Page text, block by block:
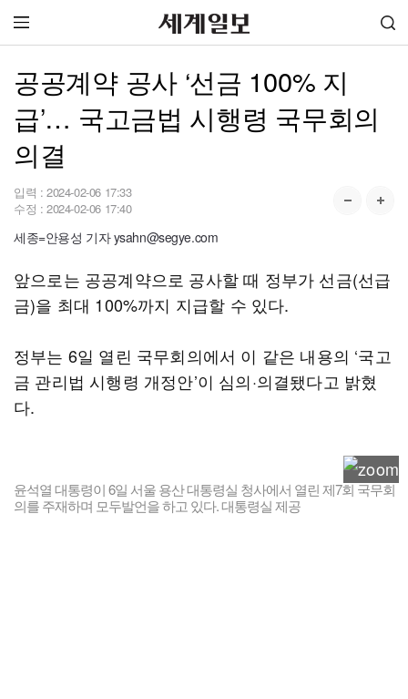
공공계약 공사 ‘선금 100% 지
급’… 국고금법 시행령 국무회의
의결
입력 : 2024-02-06 17:33
수정 : 2024-02-06 17:40
세종=안용성 기자 ysahn@segye.com
앞으로는 공공계약으로 공사할 때 정부가 선금(선급
금)을 최대 100%까지 지급할 수 있다.
정부는 6일 열린 국무회의에서 이 같은 내용의 ‘국고
금 관리법 시행령 개정안’이 심의·의결됐다고 밝혔
다.
윤석열 대통령이 6일 서울 용산 대통령실 청사에서 열린 제7회 국무회
의를 주재하며 모두발언을 하고 있다. 대통령실 제공